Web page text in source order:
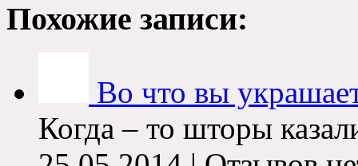
Похожие записи:
Во что вы
Когда – то шторы